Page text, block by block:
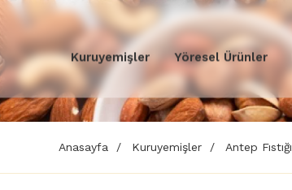
Kuruyemişler Yöresel Ürünler
Anasayfa Kuruyemişler Antep Fıstığı